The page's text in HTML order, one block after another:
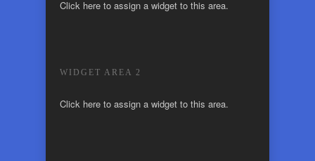
Click here to assign a widget to this area.
WIDGET AREA 2
Click here to assign a widget to this area.